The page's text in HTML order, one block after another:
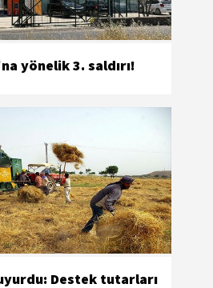
yönelik 3. saldırı!
Destek tutarları